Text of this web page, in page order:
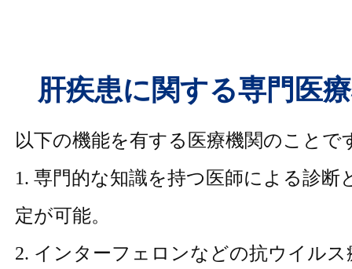
肝疾患に関する専門医
以下の機能を有する医療機関のことで
1. 専門的な知識を持つ医師による診断
定が可能。
2. インターフェロンなどの抗ウイルス